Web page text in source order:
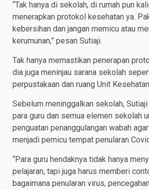
“Tak hanya di sekolah, di rumah pun
menerapkan protokol kesehatan ya.
kebersihan dan jangan memicu atau
kerumunan,” pesan Sutiaji.
Tak hanya memastikan penerapan
dia juga meninjau sarana sekolah
perpustakaan dan ruang Unit
Sebelum meninggalkan sekolah,
para guru dan semua elemen sekolah
penguatan penanggulangan wabah
menjadi pemicu tempat penularan
“Para guru hendaknya tidak hanya
pelajaran, tapi juga harus memberi
bagaimana penularan virus,